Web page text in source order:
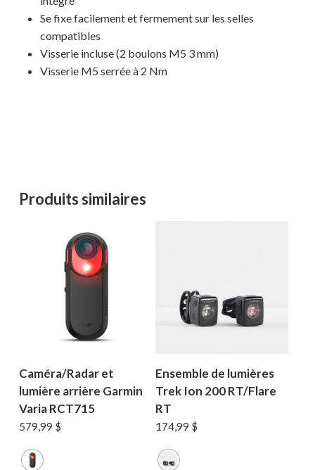
Se fixe facilement et fermement sur les selles
compatibles
Visserie incluse (2 boulons M5 3 mm)
Visserie M5 serrée à 2 Nm
Produits similaires
Caméra/Radar et
lumière arrière Garmin
Varia RCT715
579,99 $
Ensemble de lumières
Trek Ion 200 RT/Flare
RT
174,99 $